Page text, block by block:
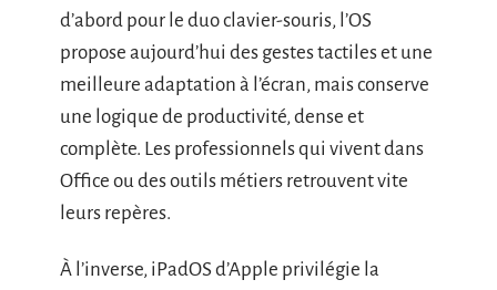
d’abord pour le duo clavier-souris, l’OS
propose aujourd’hui des gestes tactiles et une
meilleure adaptation à l’écran, mais conserve
une logique de productivité, dense et
complète. Les professionnels qui vivent dans
Office ou des outils métiers retrouvent vite
leurs repères.
À l’inverse, iPadOS d’Apple privilégie la